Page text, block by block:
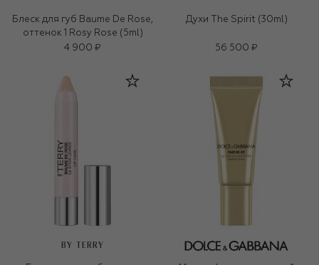
Блеск для губ Baume De Rose,
оттенок 1 Rosy Rose (5ml)
4 900 ₽
Духи The Spirit (30ml)
56 500 ₽
BY TERRY